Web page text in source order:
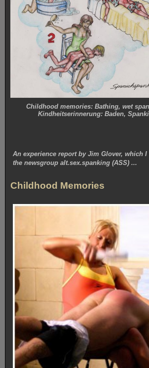
Childhood memories: Bathing, wet
Kindheitserinnerung: Baden,
An experience report by Jim Glover, which
the newsgroup alt.sex.spanking (ASS) ...
Childhood Memories